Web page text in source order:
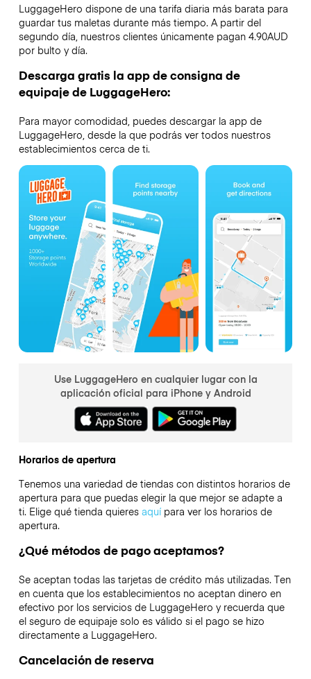
LuggageHero dispone de una tarifa diaria más barata para
guardar tus maletas durante más tiempo. A partir del
segundo día, nuestros clientes únicamente pagan 4.90AUD
por bulto y día.
Descarga gratis la app de consigna de
equipaje de LuggageHero:
Para mayor comodidad, puedes descargar la app de
LuggageHero, desde la que podrás ver todos nuestros
establecimientos cerca de ti.
Use LuggageHero en cualquier lugar con la
aplicación oficial para iPhone y Android
Horarios de apertura
Tenemos una variedad de tiendas con distintos horarios de
apertura para que puedas elegir la que mejor se adapte a
ti. Elige qué tienda quieres aquípara ver los horarios de
apertura.
¿Qué métodos de pago aceptamos?
Se aceptan todas las tarjetas de crédito más utilizadas. Ten
en cuenta que los establecimientos no aceptan dinero en
efectivo por los servicios de LuggageHero y recuerda que
el seguro de equipaje solo es válido si el pago se hizo
directamente a LuggageHero.
Cancelación de reserva